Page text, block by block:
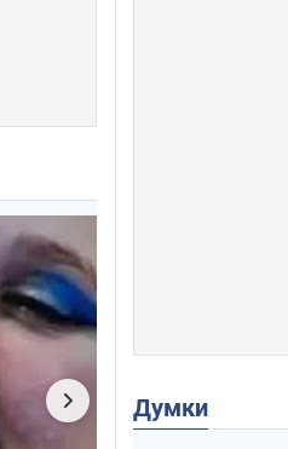
Думки